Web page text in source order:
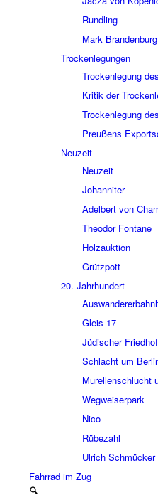
Rund­ling
Mark Bran­den­burg
Trocken­le­gun­gen
Trocken­le­gung
Kritik der
Trocken­le­gung
Preu­ßens
Neuzeit
Neuzeit
Johan­ni­ter
Adel­bert von
Theo­dor Fontane
Holz­auk­tion
Grütz­pott
20. Jahr­hun­dert
Gleis 17
Jüdi­scher
Schlacht um
Murel­len­schlucht
Wegwei­ser­park
Nico
Rübe­zahl
Ulrich Schmücker
Fahr­rad im Zug